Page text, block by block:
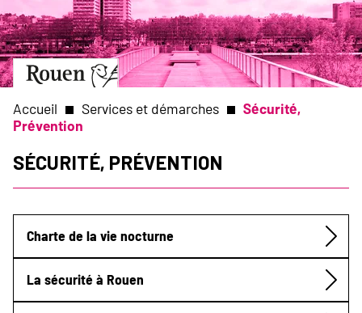
Aller
au
contenu
principal
Aller
à
page
Slide
1
of
1
Fil
d'Ariane
Accueil Services et démarches
Sécurité,
Prévention
Sécurité, Prévention
Submenu
Charte de la vie nocturne
La sécurité à Rouen